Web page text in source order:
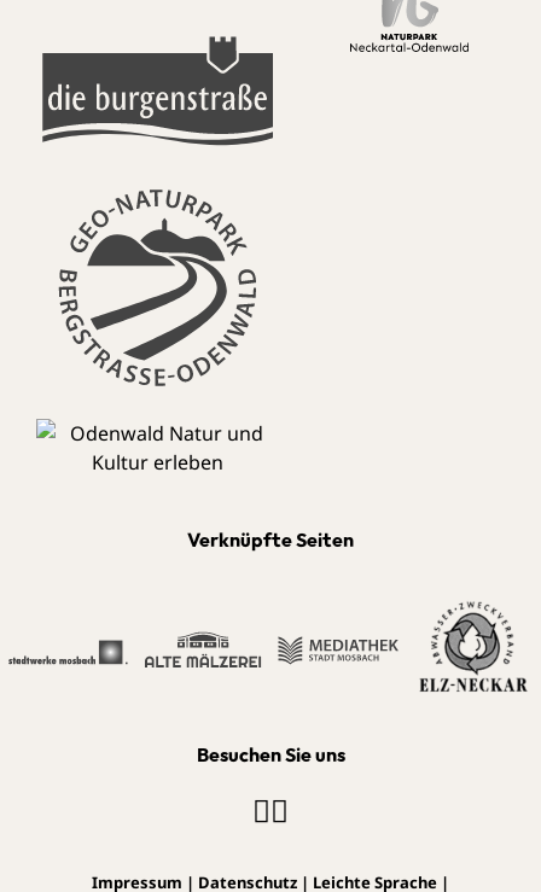
Verknüpfte Seiten
Besuchen Sie uns
Impressum | Datenschutz | Leichte Sprache |